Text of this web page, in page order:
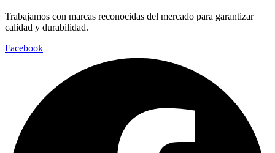
Trabajamos con marcas reconocidas del mercado para garantizar
calidad y durabilidad.
Facebook